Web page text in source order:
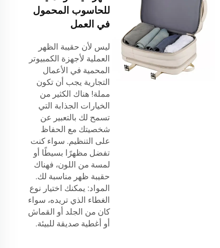
للحاسوب المحمول
في العمل
ليس لأن حقيبة الظهر
العملية لأجهزة الكمبيوتر
المحمية في الأعمال
التجارية يجب أن تكون
مملة! هناك الكثير من
الخيارات الجذابة التي
تسمح لك بالتعبير عن
شخصيتك مع الحفاظ
على التنظيم. سواء كنت
تفضل مظهرًا بسيطًا أو
لمسة من اللون، فهناك
حقيبة ظهر مناسبة لك.
المواد: يمكنك اختيار نوع
الغطاء الذي تريده، سواء
كان من الجلد أو القماش
أو أغطية صديقة للبيئة.